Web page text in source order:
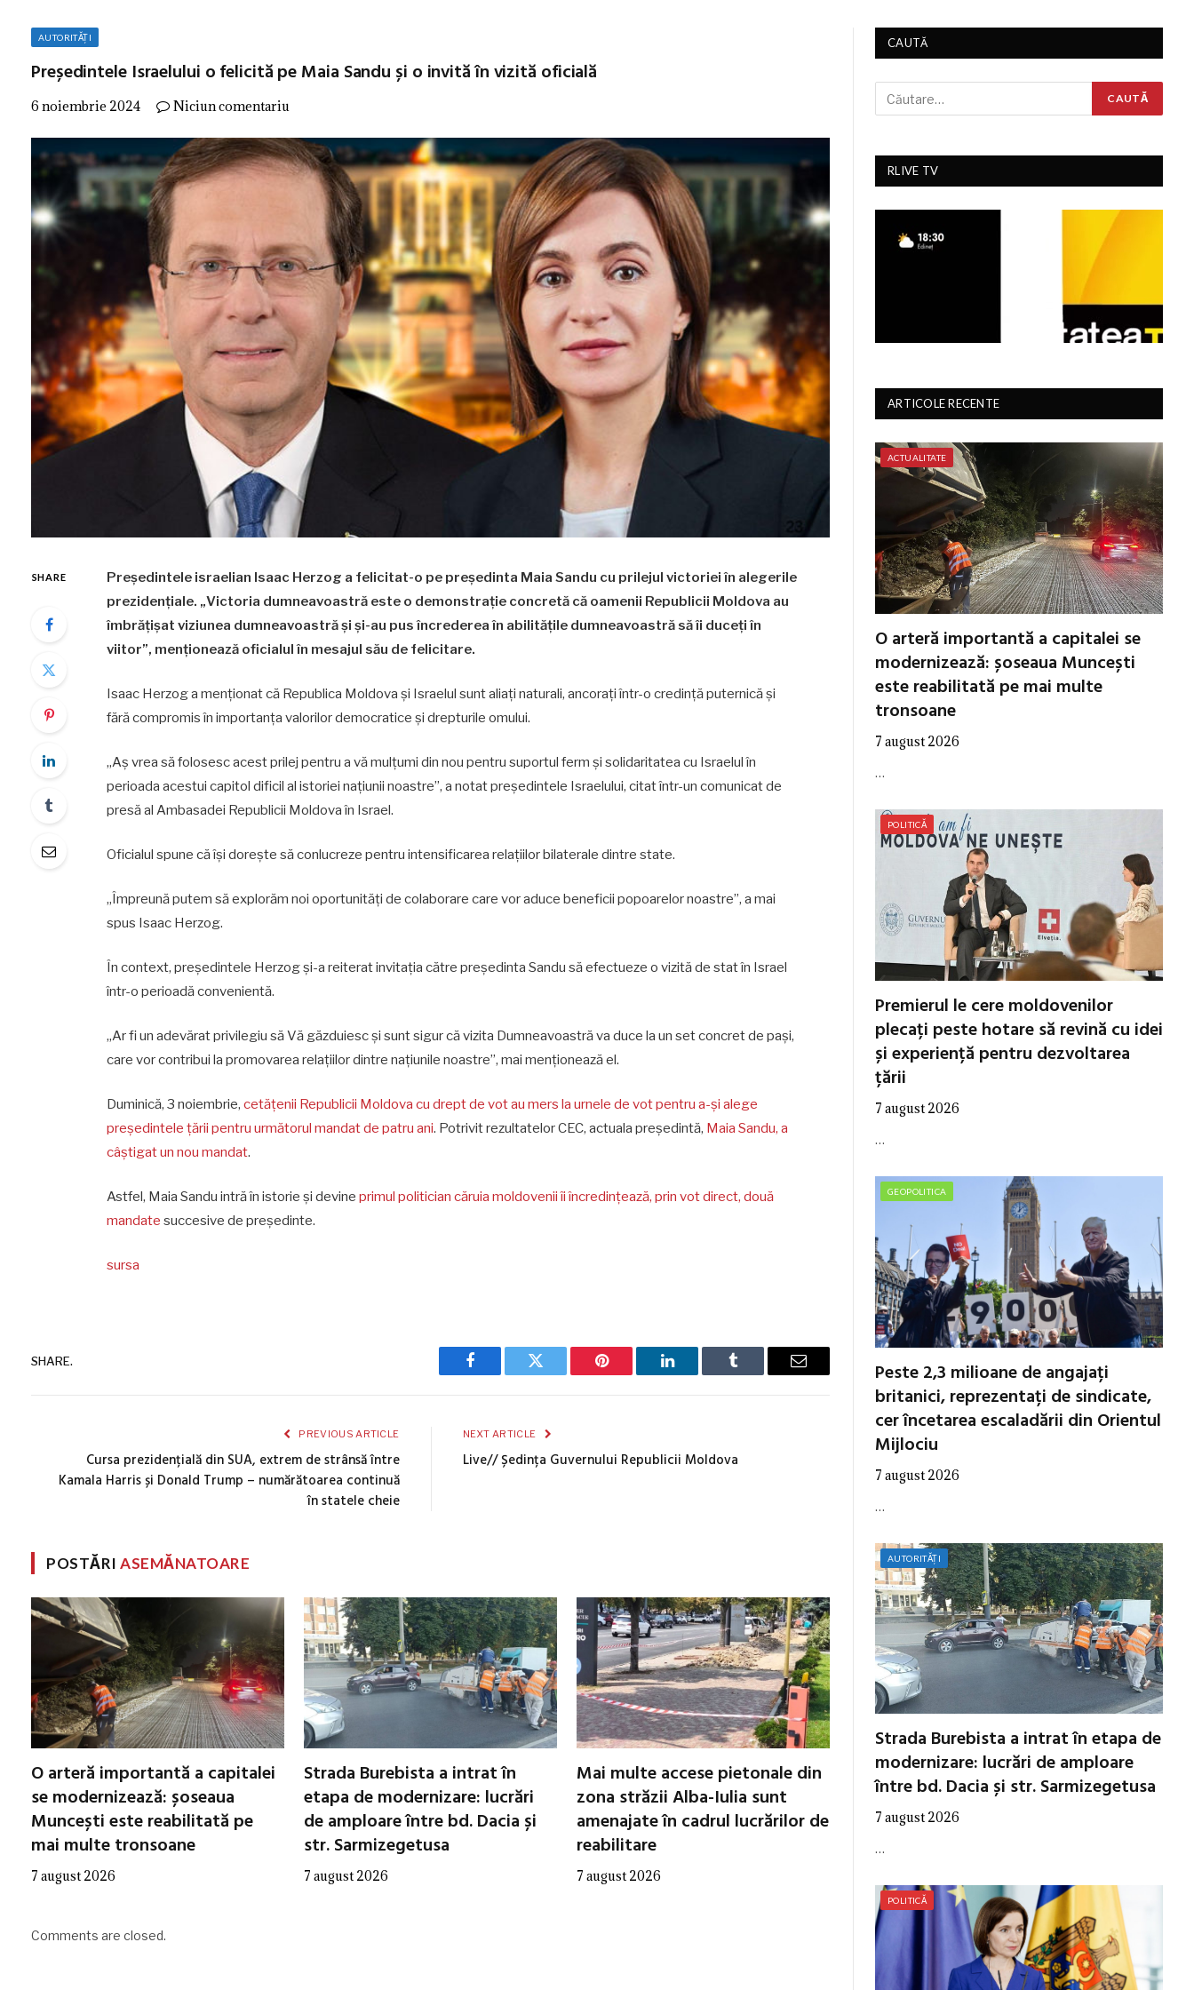
AUTORITĂȚI
Președintele Israelului o felicită pe Maia Sandu și o invită în vizită oficială
6 noiembrie 2024 Niciun comentariu
SHARE
Președintele israelian Isaac Herzog a felicitat-o pe președinta Maia Sandu cu prilejul victoriei în alegerile
prezidențiale. „Victoria dumneavoastră este o demonstrație concretă că oamenii Republicii Moldova au
îmbrățișat viziunea dumneavoastră și și-au pus încrederea în abilitățile dumneavoastră să îi duceți în
viitor”, menționează oficialul în mesajul său de felicitare.
Isaac Herzog a menționat că Republica Moldova și Israelul sunt aliați naturali, ancorați într-o credință puternică și
fără compromis în importanța valorilor democratice și drepturile omului.
„Aș vrea să folosesc acest prilej pentru a vă mulțumi din nou pentru suportul ferm și solidaritatea cu Israelul în
perioada acestui capitol dificil al istoriei națiunii noastre”, a notat președintele Israelului, citat într-un comunicat de
presă al Ambasadei Republicii Moldova în Israel.
Oficialul spune că își dorește să conlucreze pentru intensificarea relațiilor bilaterale dintre state.
„Împreună putem să explorăm noi oportunități de colaborare care vor aduce beneficii popoarelor noastre”, a mai
spus Isaac Herzog.
În context, președintele Herzog și-a reiterat invitația către președinta Sandu să efectueze o vizită de stat în Israel
într-o perioadă convenientă.
„Ar fi un adevărat privilegiu să Vă găzduiesc și sunt sigur că vizita Dumneavoastră va duce la un set concret de pași,
care vor contribui la promovarea relațiilor dintre națiunile noastre”, mai menționează el.
Duminică, 3 noiembrie, cetățenii Republicii Moldova cu drept de vot au mers la urnele de vot pentru a-și alege
președintele țării pentru următorul mandat de patru ani. Potrivit rezultatelor CEC, actuala președintă, Maia Sandu, a
câștigat un nou mandat.
Astfel, Maia Sandu intră în istorie și devine primul politician căruia moldovenii îi încredințează, prin vot direct, două
mandate succesive de președinte.
sursa
SHARE.
Facebook Twitter Pinterest LinkedIn Tumblr Email
PREVIOUS ARTICLE
Cursa prezidențială din SUA, extrem de strânsă între
Kamala Harris și Donald Trump – numărătoarea continuă
în statele cheie
NEXT ARTICLE
Live// Ședința Guvernului Republicii Moldova
POSTĂRIASEMĂNATOARE
O arteră importantă a capitalei
se modernizează: șoseaua
Muncești este reabilitată pe
mai multe tronsoane
7 august 2026
Strada Burebista a intrat în
etapa de modernizare: lucrări
de amploare între bd. Dacia și
str. Sarmizegetusa
7 august 2026
Mai multe accese pietonale din
zona străzii Alba-Iulia sunt
amenajate în cadrul lucrărilor de
reabilitare
7 august 2026
Comments are closed.
CAUTĂ
RLIVE TV
ARTICOLE RECENTE
ACTUALITATE
O arteră importantă a capitalei se
modernizează: șoseaua Muncești
este reabilitată pe mai multe
tronsoane
7 august 2026
…
POLITICĂ
Premierul le cere moldovenilor
plecați peste hotare să revină cu idei
și experiență pentru dezvoltarea
țării
7 august 2026
…
GEOPOLITICA
Peste 2,3 milioane de angajați
britanici, reprezentați de sindicate,
cer încetarea escaladării din Orientul
Mijlociu
7 august 2026
…
AUTORITĂȚI
Strada Burebista a intrat în etapa de
modernizare: lucrări de amploare
între bd. Dacia și str. Sarmizegetusa
7 august 2026
…
POLITICĂ